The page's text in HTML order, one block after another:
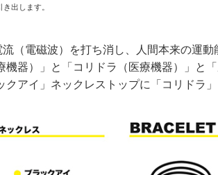
出します。
流（電磁波）を打ち消し、人間本来の運
機器）」と「コリドラ（医療機器）」と
クアイ」ネックレストップに「コリドラ